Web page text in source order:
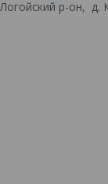
р-он, д.